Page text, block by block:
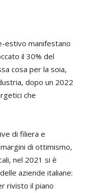
estivo manifestano
il 30% del
cosa per la soia,
dopo un 2022
che
di filiera e
di ottimismo,
nel 2021 si è
aziende italiane:
rivisto il piano